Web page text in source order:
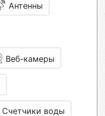
Антенны
Веб-камеры
Счетчики воды